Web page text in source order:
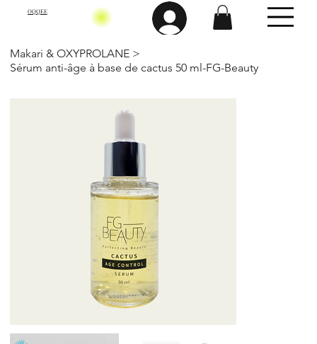
OQQEE
Makari & OXYPROLANE >
Sérum anti-âge à base de cactus 50 ml-FG-Beauty